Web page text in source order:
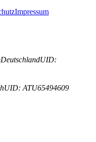
Impressum
DeutschlandUID:
UID: ATU65494609